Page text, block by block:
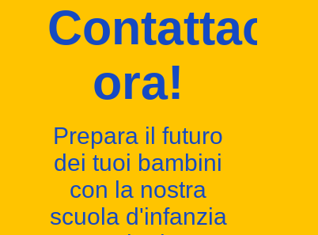
Contattaci
ora!
Prepara il futuro
dei tuoi bambini
con la nostra
scuola d'infanzia